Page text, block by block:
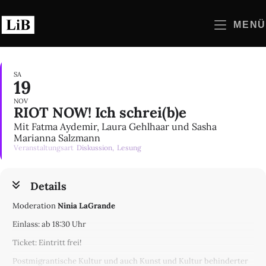
Inhalt
springen
MENÜ
SA
19
NOV
RIOT NOW! Ich schrei(b)e
Mit Fatma Aydemir, Laura Gehlhaar und Sasha
Marianna Salzmann
Veranstaltungsart Diskussion, Lesung
Details
ModerationNinia LaGrande
Einlass: ab 18:30 Uhr
Ticket: Eintritt frei!
Postmigrantische Kultur und auch Kunst und Kultur behinderter